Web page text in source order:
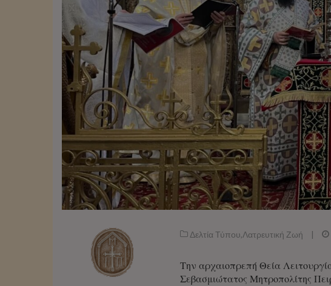
Δελτία Τύπου,Λατρευτική Ζωή |
Την αρχαιοπρεπή Θεία
Σεβασμιώτατος Μητροπολίτης